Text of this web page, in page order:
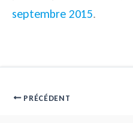
septembre 2015.
PRÉCÉDENT